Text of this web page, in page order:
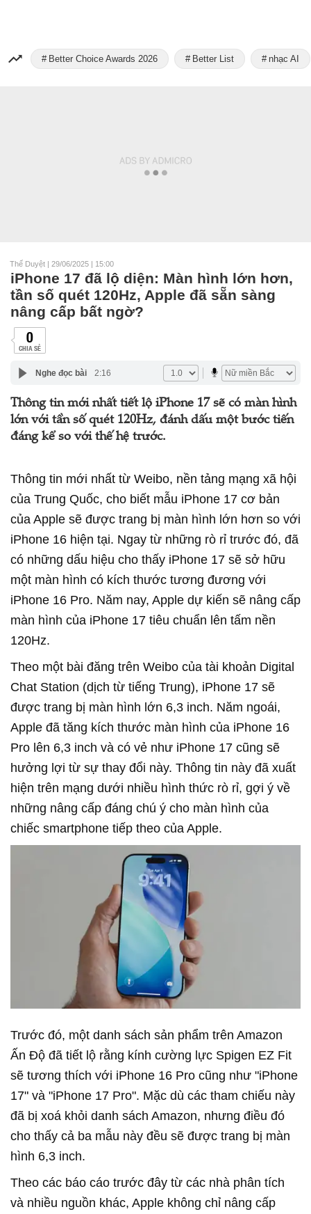
Better Choice Awards 2026 Better List nhạc AI
Thế Duyệt | 29/06/2025 | 15:00
iPhone 17 đã lộ diện: Màn hình lớn hơn,
tần số quét 120Hz, Apple đã sẵn sàng
nâng cấp bất ngờ?
0
CHIA SẺ
Nghe đọc bài 2:16
Thông tin mới nhất tiết lộ iPhone 17 sẽ có màn hình
lớn với tần số quét 120Hz, đánh dấu một bước tiến
đáng kể so với thế hệ trước.
Thông tin mới nhất từ Weibo, nền tảng mạng xã hội
của Trung Quốc, cho biết mẫu iPhone 17 cơ bản
của Apple sẽ được trang bị màn hình lớn hơn so với
iPhone 16 hiện tại. Ngay từ những rò rỉ trước đó, đã
có những dấu hiệu cho thấy iPhone 17 sẽ sở hữu
một màn hình có kích thước tương đương với
iPhone 16 Pro. Năm nay, Apple dự kiến sẽ nâng cấp
màn hình của iPhone 17 tiêu chuẩn lên tấm nền
120Hz.
Theo một bài đăng trên Weibo của tài khoản Digital
Chat Station (dịch từ tiếng Trung), iPhone 17 sẽ
được trang bị màn hình lớn 6,3 inch. Năm ngoái,
Apple đã tăng kích thước màn hình của iPhone 16
Pro lên 6,3 inch và có vẻ như iPhone 17 cũng sẽ
hưởng lợi từ sự thay đổi này. Thông tin này đã xuất
hiện trên mạng dưới nhiều hình thức rò rỉ, gợi ý về
những nâng cấp đáng chú ý cho màn hình của
chiếc smartphone tiếp theo của Apple.
Trước đó, một danh sách sản phẩm trên Amazon
Ấn Độ đã tiết lộ rằng kính cường lực Spigen EZ Fit
sẽ tương thích với iPhone 16 Pro cũng như "iPhone
17" và "iPhone 17 Pro". Mặc dù các tham chiếu này
đã bị xoá khỏi danh sách Amazon, nhưng điều đó
cho thấy cả ba mẫu này đều sẽ được trang bị màn
hình 6,3 inch.
Theo các báo cáo trước đây từ các nhà phân tích
và nhiều nguồn khác, Apple không chỉ nâng cấp